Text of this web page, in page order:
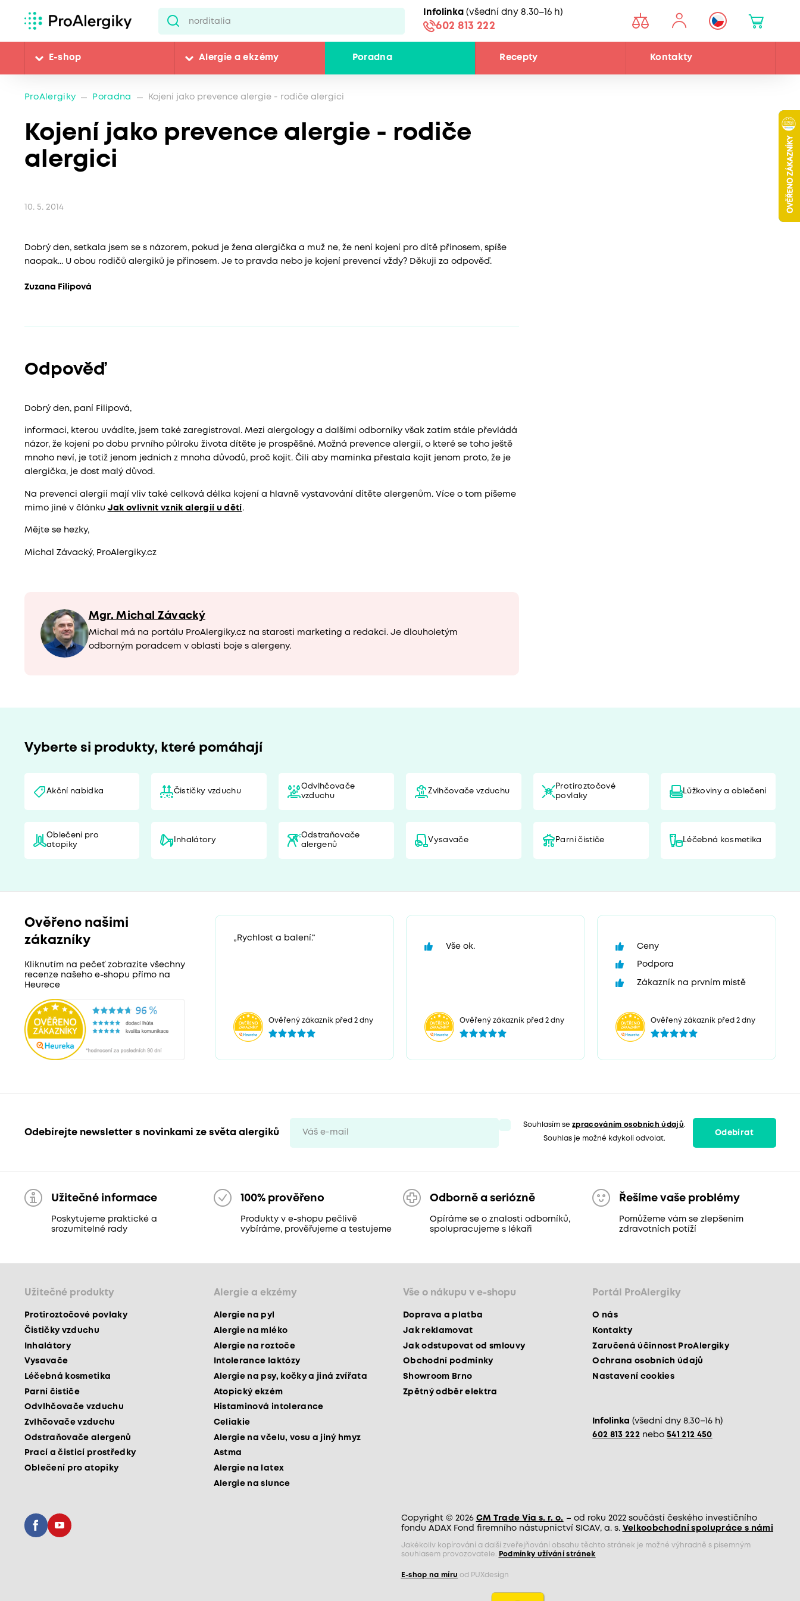
Infolinka (všední dny 8.30–16 h)
602 813 222
E-shop Alergie a ekzémy Poradna Recepty Kontakty
ProAlergiky Poradna Kojení jako prevence alergie - rodiče alergici
Kojení jako prevence alergie - rodiče
alergici
10. 5. 2014
Dobrý den, setkala jsem se s názorem, pokud je žena alergička a muž ne, že není kojení pro dítě přínosem, spíše
naopak... U obou rodičů alergiků je přínosem. Je to pravda nebo je kojení prevencí vždy? Děkuji za odpověď.
Zuzana Filipová
Odpověď
Dobrý den, paní Filipová,
informaci, kterou uvádíte, jsem také zaregistroval. Mezi alergology a dalšími odborníky však zatím stále převládá
názor, že kojení po dobu prvního půlroku života dítěte je prospěšné. Možná prevence alergií, o které se toho ještě
mnoho neví, je totiž jenom jedních z mnoha důvodů, proč kojit. Čili aby maminka přestala kojit jenom proto, že je
alergička, je dost malý důvod.
Na prevenci alergií mají vliv také celková délka kojení a hlavně vystavování dítěte alergenům. Více o tom píšeme
mimo jiné v článku Jak ovlivnit vznik alergií u dětí .
Mějte se hezky,
Michal Závacký, ProAlergiky.cz
Mgr. Michal Závacký
Michal má na portálu ProAlergiky.cz na starosti marketing a redakci. Je dlouholetým
odborným poradcem v oblasti boje s alergeny.
Vyberte si produkty, které pomáhají
Akční nabídka Čističky vzduchu
Odvlhčovače
vzduchu
Zvlhčovače vzduchu
Protiroztočové
povlaky
Lůžkoviny a oblečení
Oblečení pro
atopiky
Inhalátory
Odstraňovače
alergenů
Vysavače Parní čističe Léčebná kosmetika
Ověřeno našimi
zákazníky
Kliknutím na pečeť zobrazíte všechny
recenze našeho e-shopu přímo na
Heurece
„Rychlost a balení.“
Ověřený zákazník před 2 dny
Vše ok.
Ověřený zákazník před 2 dny
Ceny
Podpora
Zákazník na prvním místě
Ověřený zákazník před 2 dny
Odebírejte newsletter s novinkami ze světa alergiků
Souhlasím sezpracováním osobních údajů.
Souhlas je možné kdykoli odvolat.
Odebírat
Užitečné informace
Poskytujeme praktické a
srozumitelné rady
100% prověřeno
Produkty v e-shopu pečlivě
vybíráme, prověřujeme a testujeme
Odborně a seriózně
Opíráme se o znalosti odborníků,
spolupracujeme s lékaři
Řešíme vaše problémy
Pomůžeme vám se zlepšením
zdravotních potíží
Užitečné produkty
Protiroztočové povlaky
Čističky vzduchu
Inhalátory
Vysavače
Léčebná kosmetika
Parní čističe
Odvlhčovače vzduchu
Zvlhčovače vzduchu
Odstraňovače alergenů
Prací a čisticí prostředky
Oblečení pro atopiky
Alergie a ekzémy
Alergie na pyl
Alergie na mléko
Alergie na roztoče
Intolerance laktózy
Alergie na psy, kočky a jiná zvířata
Atopický ekzém
Histaminová intolerance
Celiakie
Alergie na včelu, vosu a jiný hmyz
Astma
Alergie na latex
Alergie na slunce
Vše o nákupu v e-shopu
Doprava a platba
Jak reklamovat
Jak odstupovat od smlouvy
Obchodní podmínky
Showroom Brno
Zpětný odběr elektra
Portál ProAlergiky
O nás
Kontakty
Zaručená účinnost ProAlergiky
Ochrana osobních údajů
Nastavení cookies
Infolinka (všední dny 8.30–16 h)
602 813 222 nebo 541 212 450
Copyright © 2026 CM Trade Via s. r. o. – od roku 2022 součástí českého investičního
fondu ADAX Fond firemního nástupnictví SICAV, a. s. Velkoobchodní spolupráce s námi
Jakékoliv kopírování a další zveřejňování obsahu těchto stránek je možné výhradně s písemným
souhlasem provozovatele. Podmínky užívání stránek
E-shop na míru od PUXdesign